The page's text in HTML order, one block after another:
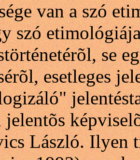
van a szó
szó
se
esetleges
jelentõs
László. Ilyen